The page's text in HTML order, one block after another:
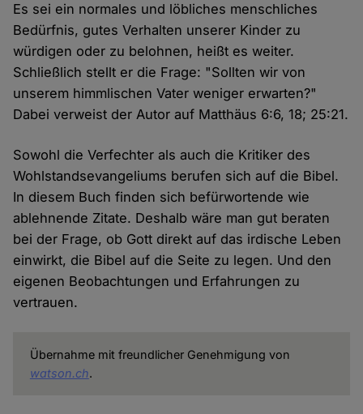
Es sei ein normales und löbliches menschliches
Bedürfnis, gutes Verhalten unserer Kinder zu
würdigen oder zu belohnen, heißt es weiter.
Schließlich stellt er die Frage: "Sollten wir von
unserem himmlischen Vater weniger erwarten?"
Dabei verweist der Autor auf Matthäus 6:6, 18; 25:21.
Sowohl die Verfechter als auch die Kritiker des
Wohlstandsevangeliums berufen sich auf die Bibel.
In diesem Buch finden sich befürwortende wie
ablehnende Zitate. Deshalb wäre man gut beraten
bei der Frage, ob Gott direkt auf das irdische Leben
einwirkt, die Bibel auf die Seite zu legen. Und den
eigenen Beobachtungen und Erfahrungen zu
vertrauen.
Übernahme mit freundlicher Genehmigung von
watson.ch.